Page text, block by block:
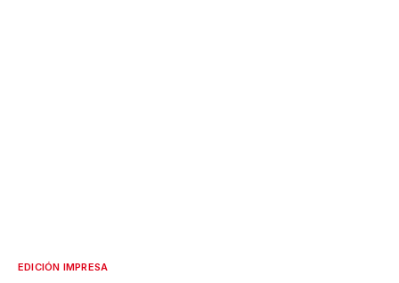
EDICIÓN IMPRESA